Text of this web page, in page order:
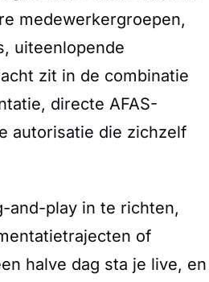
medewerkergroepen,
uiteenlopende
zit in de combinatie
directe AFAS-
autorisatie die zichzelf
and-play in te richten,
of
halve dag sta je live, en